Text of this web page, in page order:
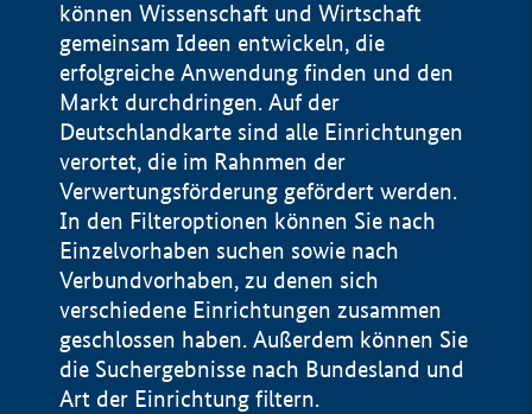
können Wissenschaft und Wirtschaft
gemeinsam Ideen entwickeln, die
erfolgreiche Anwendung finden und den
Markt durchdringen. Auf der
Deutschlandkarte sind alle Einrichtungen
verortet, die im Rahnmen der
Verwertungsförderung gefördert werden.
In den Filteroptionen können Sie nach
Einzelvorhaben suchen sowie nach
Verbundvorhaben, zu denen sich
verschiedene Einrichtungen zusammen
geschlossen haben. Außerdem können Sie
die Suchergebnisse nach Bundesland und
Art der Einrichtung filtern.